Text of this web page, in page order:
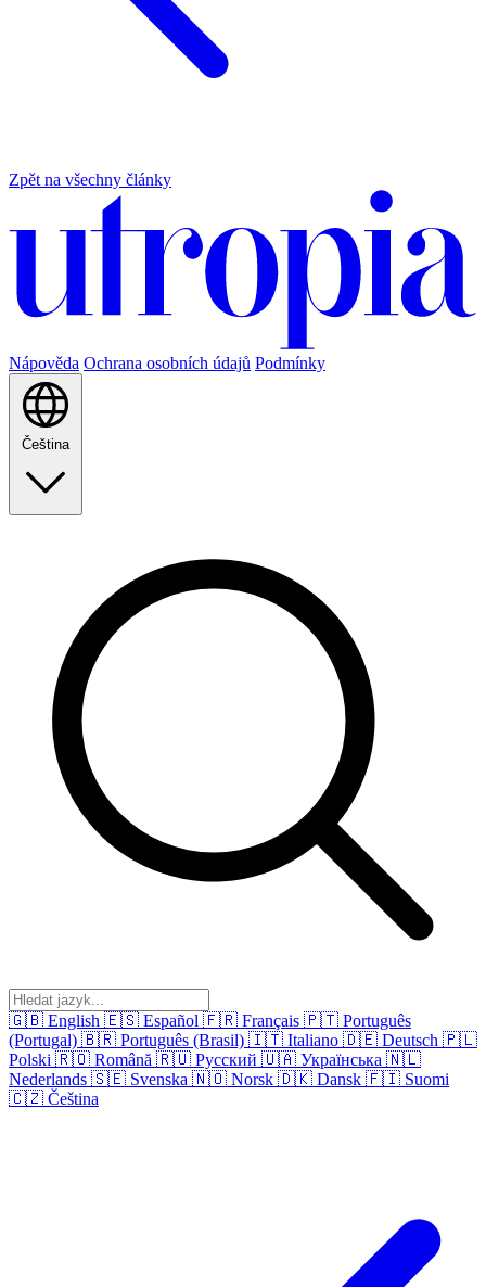
Zpět na všechny články
Nápověda Ochrana osobních údajů Podmínky
Čeština
🇬🇧 English 🇪🇸 Español 🇫🇷 Français 🇵🇹 Português
(Portugal) 🇧🇷 Português (Brasil) 🇮🇹 Italiano 🇩🇪 Deutsch 🇵🇱
Polski 🇷🇴 Română 🇷🇺 Русский 🇺🇦 Українська 🇳🇱
Nederlands 🇸🇪 Svenska 🇳🇴 Norsk 🇩🇰 Dansk 🇫🇮 Suomi
🇨🇿 Čeština